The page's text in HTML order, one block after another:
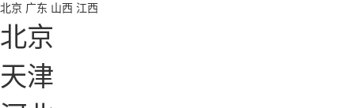
北京 广东 山西 江西
北京
天津